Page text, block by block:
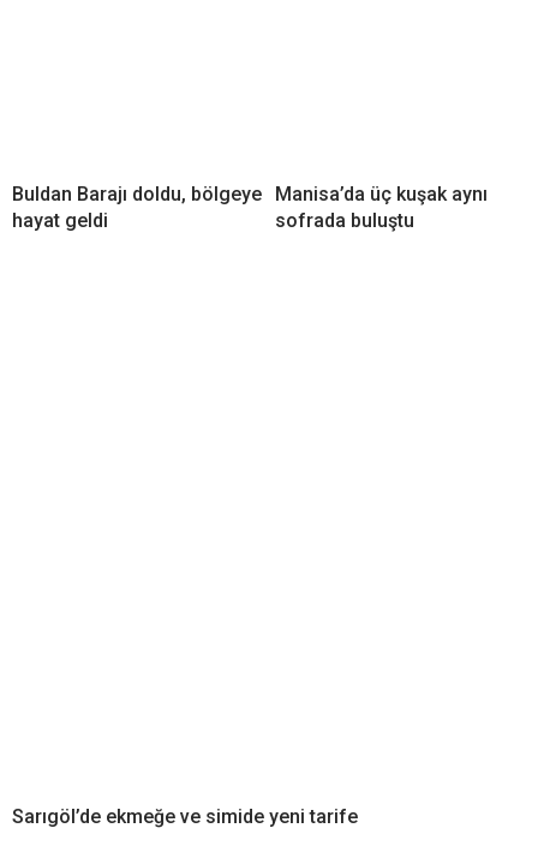
Buldan Barajı doldu, bölgeye
hayat geldi
Manisa’da üç kuşak aynı
sofrada buluştu
Sarıgöl’de ekmeğe ve simide yeni tarife